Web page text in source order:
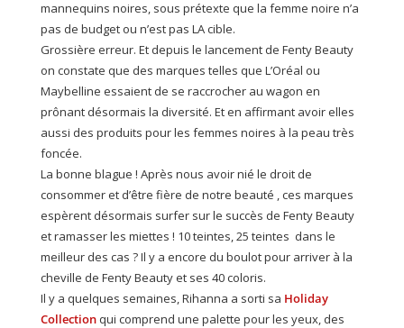
mannequins noires, sous prétexte que la femme noire n’a
pas de budget ou n’est pas LA cible.
Grossière erreur. Et depuis le lancement de Fenty Beauty
on constate que des marques telles que L’Oréal ou
Maybelline essaient de se raccrocher au wagon en
prônant désormais la diversité. Et en affirmant avoir elles
aussi des produits pour les femmes noires à la peau très
foncée.
La bonne blague ! Après nous avoir nié le droit de
consommer et d’être fière de notre beauté , ces marques
espèrent désormais surfer sur le succès de Fenty Beauty
et ramasser les miettes ! 10 teintes, 25 teintes dans le
meilleur des cas ? Il y a encore du boulot pour arriver à la
cheville de Fenty Beauty et ses 40 coloris.
Il y a quelques semaines, Rihanna a sorti sa Holiday
Collectionqui comprend une palette pour les yeux, des